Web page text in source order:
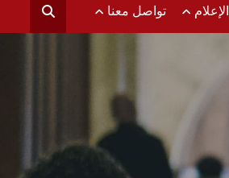
الإعلام تواصل معنا